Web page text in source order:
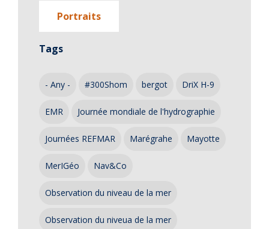
Portraits
Tags
- Any - #300Shom bergot DriX H-9
EMR Journée mondiale de l'hydrographie
Journées REFMAR Marégrahe Mayotte
MerIGéo Nav&Co
Observation du niveau de la mer
Observation du niveua de la mer